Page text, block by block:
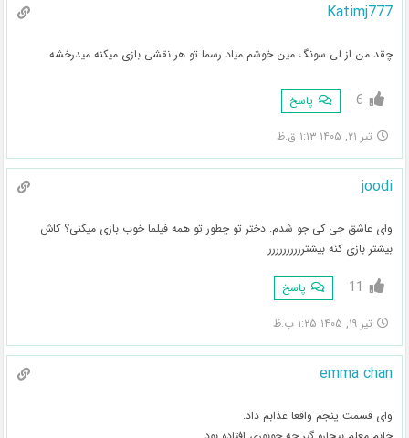
Katimj777
چقد من از لی سونگ مین خوشم میاد رسما تو هر نقشی بازی میکنه میدرخشه
6 پاسخ
تیر ۲۱, ۱۴۰۵ ۱:۱۳ ق.ظ
joodi
وای عاشق جی کی جو شدم. دختر تو چطور تو همه فیلما خوب بازی میکنی؟ کاش
بیشتر بازی کنه بیشترررررررررر
11 پاسخ
تیر ۱۹, ۱۴۰۵ ۱:۲۵ ب.ظ
emma chan
وای قسمت پنجم واقعا عذابم داد.